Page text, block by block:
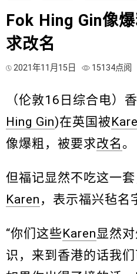
Fok Hing Gin像
求改名
2021年11月15日 15134点阅
（伦敦16日综合电）
Hing Gin)在英国被
像爆粗，被要求改名 。
但福记显然不吃这一
Karen ，表示福兴毡名
“你们这些Karen显然
识，来到香港的话我们